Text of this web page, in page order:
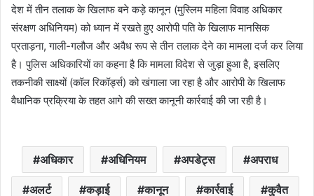
देश में तीन तलाक के खिलाफ बने कड़े कानून (मुस्लिम महिला विवाह अधिकार
संरक्षण अधिनियम) को ध्यान में रखते हुए आरोपी पति के खिलाफ मानसिक
प्रताड़ना, गाली-गलौज और अवैध रूप से तीन तलाक देने का मामला दर्ज कर लिया
है। पुलिस अधिकारियों का कहना है कि मामला विदेश से जुड़ा हुआ है, इसलिए
तकनीकी साक्ष्यों (कॉल रिकॉर्ड्स) को खंगाला जा रहा है और आरोपी के खिलाफ
वैधानिक प्रक्रिया के तहत आगे की सख्त कानूनी कार्रवाई की जा रही है।
अधिकार अधिनियम अपडेट्स अपराध
अलर्ट कड़ाई कानून कार्रवाई कुवैत